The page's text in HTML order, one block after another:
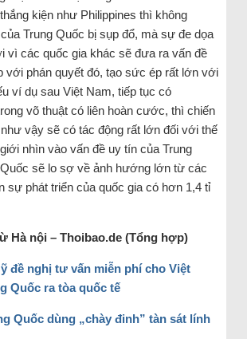
kiện như Philippines thì không
Trung Quốc bị sụp đổ, mà sự đe dọa
vì các quốc gia khác sẽ đưa ra vấn đề
với phán quyết đó, tạo sức ép rất lớn với
ví dụ sau Việt Nam, tiếp tục có
võ thuật có liên hoàn cước, thì chiến
vậy sẽ có tác động rất lớn đối với thế
nhìn vào vấn đề uy tín của Trung
sẽ lo sợ về ảnh hướng lớn từ các
sự phát triển của quốc gia có hơn 1,4 tỉ
Hà nội – Thoibao.de (Tổng hợp)
đề nghị tư vấn miễn phí cho Việt
Quốc ra tòa quốc tế
Quốc dùng „chày đinh” tàn sát lính